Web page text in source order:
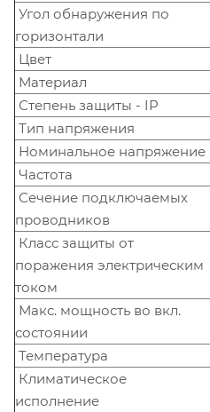
Угол обнаружения по
горизонтали
Цвет
Материал
Степень защиты - IP
Тип напряжения
Номинальное напряжение
Частота
Сечение подключаемых
проводников
Класс защиты от
поражения электрическим
током
Макс. мощность во вкл.
состоянии
Температура
Климатическое
исполнение